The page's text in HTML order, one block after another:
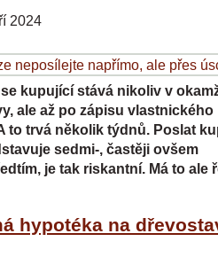
2024
kupující stává nikoliv v
ale až po zápisu vlastnického
to trvá několik týdnů. Poslat
sedmi-, častěji ovšem
je tak riskantní. Má to ale
hypotéka na